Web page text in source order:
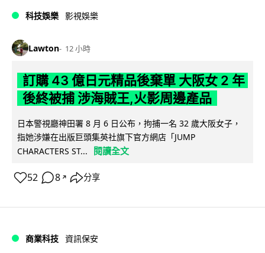
科技娛樂 影視娛樂
Lawton 12 小時
訂購 43 億日元精品後棄單 大阪女 2 年
後終被捕 涉海賊王,火影周邊產品
日本警視廳神田署 8 月 6 日公布，拘捕一名 32 歲大阪女子，
指她涉嫌在出版巨頭集英社旗下官方網店「JUMP
CHARACTERS ST...
閱讀全文
52 8 ↗ 分享
商業科技 資訊保安